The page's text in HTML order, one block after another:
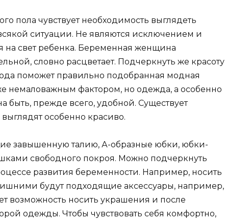
пола чувствует необходимость выглядеть
ситуации. Не являются исключением и
свет ребенка. Беременная женщина
словно расцветает. Подчеркнуть же красоту
поможет правильно подобранная модная
немаловажным фактором, но одежда, а особенно
прежде всего, удобной. Существует
особенно красиво.
завышенную талию, А-образные юбки, юбки-
свободного покроя. Можно подчеркнуть
развития беременности. Например, носить
будут подходящие аксессуары, например,
возможность носить украшения и после
одежды. Чтобы чувствовать себя комфортно,